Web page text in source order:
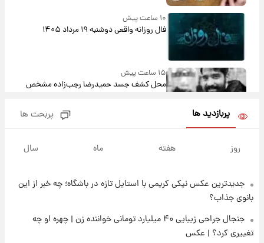
فال روزانه واقعی دوشنبه ۱۹ مرداد ۱۴۰۵
۱۵ ساعت پیش
محل کشف جسد حمیدرضا رجب‌زاده مشخص
۱۴۰۵ + جدول
۱۷ ساعت پیش
پربازدید ها پربحث ها
روز هفته ماه سال
جدیدترین عکس نیکی کریمی با استایل تازه در باشگاه؛ چه خبر از این
بانوی جذاب؟
جنجال جراحی زیبایی ۴۰ میلیارد تومانی خواننده زن | چهره او چه
تغییری کرد؟ | عکس